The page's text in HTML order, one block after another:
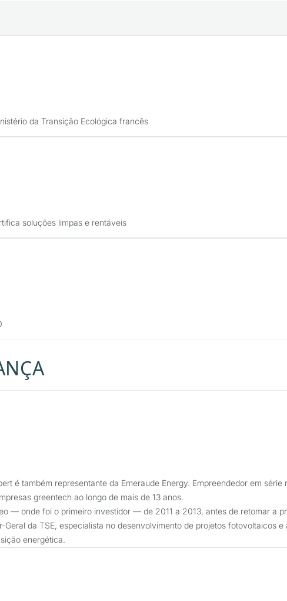
da Transição Ecológica francês
soluções limpas e rentáveis
é também representante da Emeraude Energy. Empreendedor em
greentech ao longo de mais de 13 anos.
— onde foi o primeiro investidor — de 2011 a 2013, antes de retomar a
Geral da TSE, especialista no desenvolvimento de projetos fotovoltaicos
energética.